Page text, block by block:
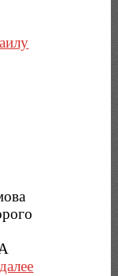
далее